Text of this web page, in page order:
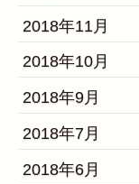
2018年11月
2018年10月
2018年9月
2018年7月
2018年6月